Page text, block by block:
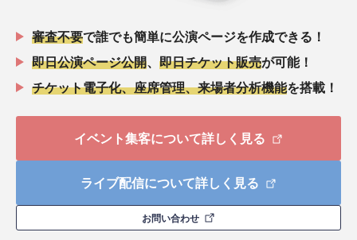
審査不要で誰でも簡単に公演ページを作成できる！
即日公演ページ公開
即日チケット販売が可能！
チケット電子化、座席管理、来場者分析機能を搭載！
イベント集客について詳しく見る
ライブ配信について詳しく見る
お問い合わせ